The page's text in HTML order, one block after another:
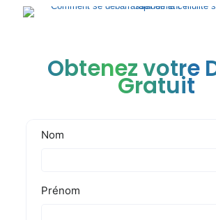
Obtenez votre
Gratuit